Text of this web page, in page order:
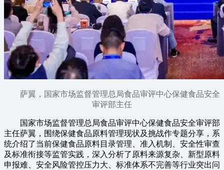
萨翼，国家市场监督管理总局食品审评中心保健食品安全
审评部主任
国家市场监督管理总局食品审评中心保健食品安全审评部
主任萨翼，围绕保健食品原料管理现状及挑战作专题分享，系
统介绍了当前保健食品原料目录管理、准入机制、安全性审查
及标准衔接等监管实践，深入分析了原料来源复杂、新型原料
申报难、安全风险管控压力大、标准体系不完善等行业突出问